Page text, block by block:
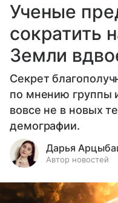
Ученые
сократить
Земли
Секрет
по мнению группы
вовсе не в новых
демографии.
Дарья
Автор новостей